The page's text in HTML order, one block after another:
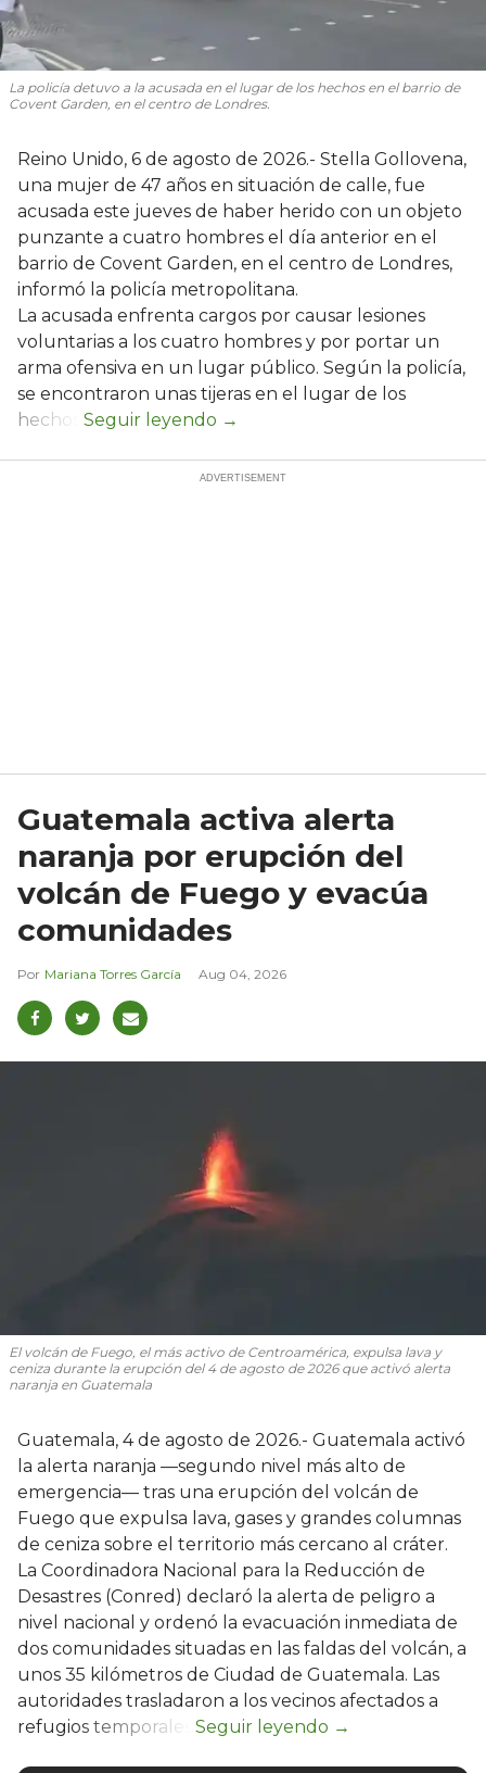
La policía detuvo a la acusada en el lugar de los hechos en el barrio de
Covent Garden, en el centro de Londres.
Reino Unido, 6 de agosto de 2026.- Stella Gollovena,
una mujer de 47 años en situación de calle, fue
acusada este jueves de haber herido con un objeto
punzante a cuatro hombres el día anterior en el
barrio de Covent Garden, en el centro de Londres,
informó la policía metropolitana.
La acusada enfrenta cargos por causar lesiones
voluntarias a los cuatro hombres y por portar un
arma ofensiva en un lugar público. Según la policía,
se encontraron unas tijeras en el lugar de los
hechos.
Guatemala activa alerta
naranja por erupción del
volcán de Fuego y evacúa
comunidades
Mariana Torres García Aug 04, 2026
El volcán de Fuego, el más activo de Centroamérica, expulsa lava y
ceniza durante la erupción del 4 de agosto de 2026 que activó alerta
naranja en Guatemala
Guatemala, 4 de agosto de 2026.- Guatemala activó
la alerta naranja —segundo nivel más alto de
emergencia— tras una erupción del volcán de
Fuego que expulsa lava, gases y grandes columnas
de ceniza sobre el territorio más cercano al cráter.
La Coordinadora Nacional para la Reducción de
Desastres (Conred) declaró la alerta de peligro a
nivel nacional y ordenó la evacuación inmediata de
dos comunidades situadas en las faldas del volcán, a
unos 35 kilómetros de Ciudad de Guatemala. Las
autoridades trasladaron a los vecinos afectados a
refugios temporales.